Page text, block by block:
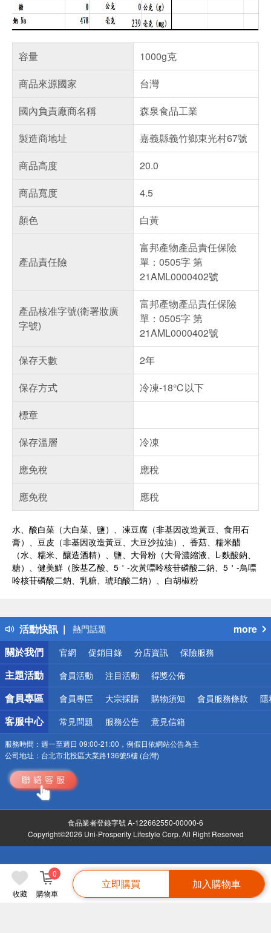
收藏 購物車
0
立即購買 加入購物車
容量
1000g克
商品來源國家
台灣
國內負責廠商名稱
森泉食品工業
製造商地址
嘉義縣義竹鄉東光村67號
商品高度
20.0
商品寬度
4.5
顏色
白黃
產品責任險
富邦產物產品責任保險
單：0505字 第
21AML0000402號
產品核准字號(衛署妝廣
字號)
富邦產物產品責任保險
單：0505字 第
21AML0000402號
保存天數
2年
保存方式
冷凍-18℃以下
標章
保存溫層
冷凍
應免稅
應稅
應免稅
應稅
水、酸白菜（大白菜、鹽）、凍豆腐（非基因改造黃豆、食用石
膏）、豆皮（非基因改造黃豆、大豆沙拉油）、香菇、糯米醋
（水、糯米、釀造酒精）、鹽、大骨粉（大骨濃縮液、L-麩酸鈉、
糖）、健美鮮（胺基乙酸、5＇-次黃嘌呤核苷磷酸二鈉、5＇-鳥嘌
呤核苷磷酸二鈉、乳糖、琥珀酸二鈉）、白胡椒粉
活動快訊
得獎公告
熱門話題
銀行優惠
偏遠地區配送
詐騙網頁！請小心！
more
關於我們
官網 促銷目錄 分店資訊 保險服務
主題活動 會員活動 注目活動 得獎公佈
會員專區 會員專區 大宗採購 購物須知 會員服務條款 隱
客服中心 常見問題 服務公告 意見信箱
服務時間： 週一至週日 09:00-21:00，例假日依網站公告為主
公司地址： 台北市北投區大業路136號5樓 (台灣)
食品業者登錄字號 A-122662550-00000-6
Copyright©2026 Uni-Prosperity Lifestyle Corp. All Right Reserved